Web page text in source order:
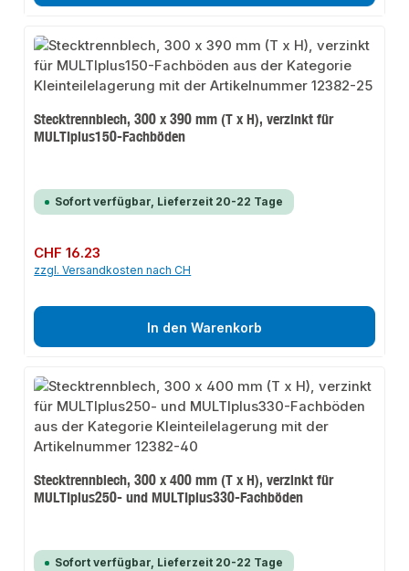
Stecktrennblech, 300 x 390 mm (T x H), verzinkt für
MULTIplus150-Fachböden
Sofort verfügbar, Lieferzeit 20-22 Tage
Regulärer Preis:
CHF 16.23
zzgl. Versandkosten nach CH
In den Warenkorb
Stecktrennblech, 300 x 400 mm (T x H), verzinkt für
MULTIplus250- und MULTIplus330-Fachböden
Sofort verfügbar, Lieferzeit 20-22 Tage